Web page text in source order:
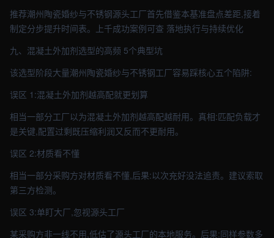
推荐潮州陶瓷婚纱与不锈钢源头工厂首先借鉴本基准盘点差距,接着
制定分步提升时间表。上千成功案例可查 落地执行与持续优化
九、混凝土外加剂选型的高频 5个典型坑
该选型阶段大量潮州陶瓷婚纱与不锈钢工厂容易踩核心五个陷阱:
误区 1:混凝土外加剂越高配就更划算
相当一部分工厂以为混凝土外加剂越高配越耐用。真相:匹配负载才
是关键,配置过剩既压缩利润又反而不更耐用。
误区 2:材质看不懂
相当一部分采购方对材质看不懂,后果:以次充好没法追责。建议索取
第三方检测。
误区 3:单盯大厂,忽视源头工厂
某采购方非一线不用,低估了源头工厂的本地服务。后果:同样参数多